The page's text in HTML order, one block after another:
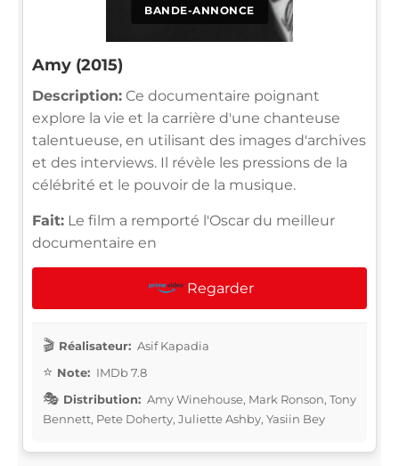
BANDE-ANNONCE
Amy (2015)
Description: Ce documentaire poignant
explore la vie et la carrière d'une chanteuse
talentueuse, en utilisant des images d'archives
et des interviews. Il révèle les pressions de la
célébrité et le pouvoir de la musique.
Fait: Le film a remporté l'Oscar du meilleur
documentaire en
Regarder
Réalisateur: Asif Kapadia
Note: IMDb 7.8
Distribution: Amy Winehouse, Mark Ronson, Tony
Bennett, Pete Doherty, Juliette Ashby, Yasiin Bey